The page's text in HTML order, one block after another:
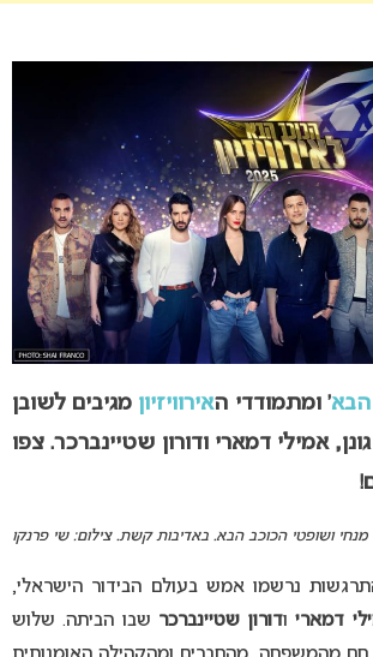
הבא‘ ומתמודדי האירוויזיון מגיבים לשובן
אמילי דמארי ודורון שטיינברכר. צפו
מנחי ושופטי הכוכב הבא. באדיבות קשת. צילום: שי פרנקו
נרשמו אמש בעולם הבידור הישראלי,
דמאריודורון שטיינברכר שבו הביתה. שלוש